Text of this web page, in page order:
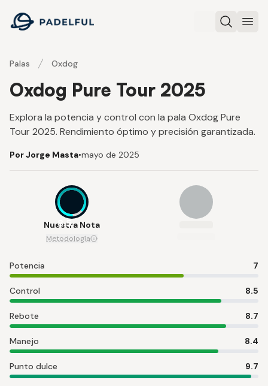
Padelful
Buscar
Palas Oxdog
Oxdog Pure Tour 2025
Explora la potencia y control con la pala Oxdog Pure
Tour 2025. Rendimiento óptimo y precisión garantizada.
Por Jorge Masta•mayo de 2025
8.5
Nuestra Nota
Metodología
Potencia 7
Control 8.5
Rebote 8.7
Manejo 8.4
Punto dulce 9.7